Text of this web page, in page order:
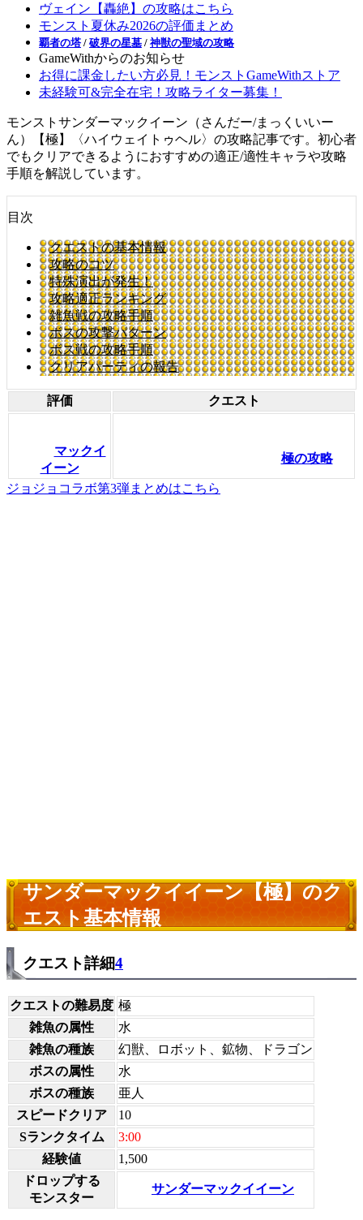
ヴェイン【轟絶】の攻略はこちら
モンスト夏休み2026の評価まとめ
覇者の塔 / 破界の星墓 / 神獣の聖域の攻略
GameWithからのお知らせ
お得に課金したい方必見！モンストGameWithストア
未経験可&完全在宅！攻略ライター募集！
モンストサンダーマックイーン（さんだー/まっくいいー
ん）【極】〈ハイウェイトゥヘル〉の攻略記事です。初心者
でもクリアできるようにおすすめの適正/適性キャラや攻略
手順を解説しています。
目次
クエストの基本情報
攻略のコツ
特殊演出が発生！
攻略適正ランキング
雑魚戦の攻略手順
ボスの攻撃パターン
ボス戦の攻略手順
クリアパーティの報告
評価 クエスト
マックイ
イーン
極の攻略
ジョジョコラボ第3弾まとめはこちら
サンダーマックイイーン【極】のク
エスト基本情報
クエスト詳細4
クエストの難易度 極
雑魚の属性
水
雑魚の種族
幻獣、ロボット、鉱物、ドラゴン
ボスの属性
水
ボスの種族
亜人
スピードクリア
10
Sランクタイム
3:00
経験値
1,500
ドロップする
モンスター
サンダーマックイイーン